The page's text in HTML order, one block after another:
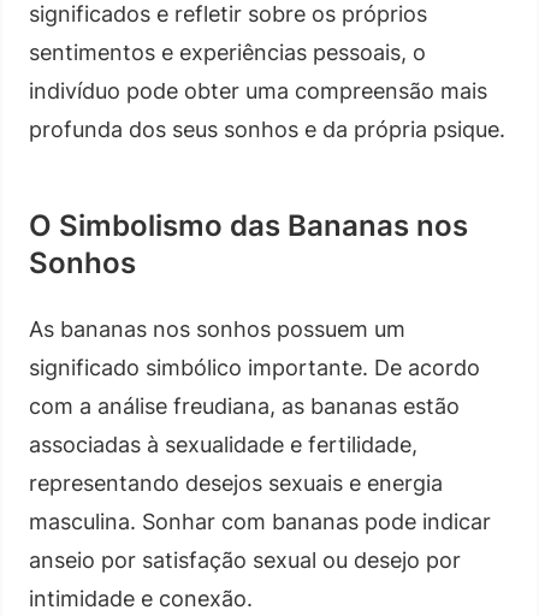
significados e refletir sobre os próprios
sentimentos e experiências pessoais, o
indivíduo pode obter uma compreensão mais
profunda dos seus sonhos e da própria psique.
O Simbolismo das Bananas nos
Sonhos
As bananas nos sonhos possuem um
significado simbólico importante. De acordo
com a análise freudiana, as bananas estão
associadas à sexualidade e fertilidade,
representando desejos sexuais e energia
masculina. Sonhar com bananas pode indicar
anseio por satisfação sexual ou desejo por
intimidade e conexão.